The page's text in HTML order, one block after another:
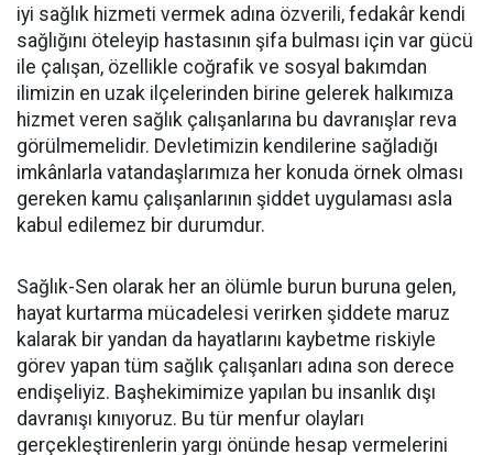
iyi sağlık hizmeti vermek adına özverili, fedakâr kendi
sağlığını öteleyip hastasının şifa bulması için var gücü
ile çalışan, özellikle coğrafik ve sosyal bakımdan
ilimizin en uzak ilçelerinden birine gelerek halkımıza
hizmet veren sağlık çalışanlarına bu davranışlar reva
görülmemelidir. Devletimizin kendilerine sağladığı
imkânlarla vatandaşlarımıza her konuda örnek olması
gereken kamu çalışanlarının şiddet uygulaması asla
kabul edilemez bir durumdur.
Sağlık-Sen olarak her an ölümle burun buruna gelen,
hayat kurtarma mücadelesi verirken şiddete maruz
kalarak bir yandan da hayatlarını kaybetme riskiyle
görev yapan tüm sağlık çalışanları adına son derece
endişeliyiz. Başhekimimize yapılan bu insanlık dışı
davranışı kınıyoruz. Bu tür menfur olayları
gerçekleştirenlerin yargı önünde hesap vermelerini